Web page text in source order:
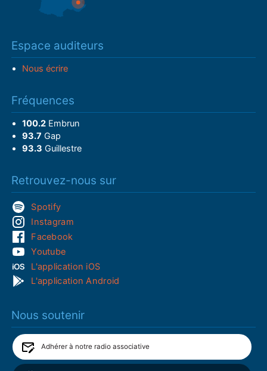
Espace auditeurs
Nous écrire
Fréquences
100.2Embrun
93.7 Gap
93.3 Guillestre
Retrouvez-nous sur
Spotify
Instagram
Facebook
Youtube
L'application iOS
L'application Android
Nous soutenir
Adhérer à notre radio associative